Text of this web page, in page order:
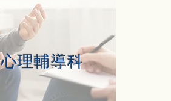
心理輔導科